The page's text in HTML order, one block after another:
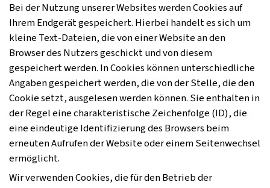
Start
Sicherheit und Gesundheit
Leistungen
Stellenangebote
Termine
Bei der Nutzung unserer Websites werden Cookies auf
Ihrem Endgerät gespeichert. Hierbei handelt es sich um
kleine Text-Dateien, die von einer Website an den
Browser des Nutzers geschickt und von diesem
gespeichert werden. In Cookies können unterschiedliche
Angaben gespeichert werden, die von der Stelle, die den
Cookie setzt, ausgelesen werden können. Sie enthalten in
der Regel eine charakteristische Zeichenfolge (ID), die
eine eindeutige Identifizierung des Browsers beim
erneuten Aufrufen der Website oder einem Seitenwechsel
ermöglicht.
Wir verwenden Cookies, die für den Betrieb der